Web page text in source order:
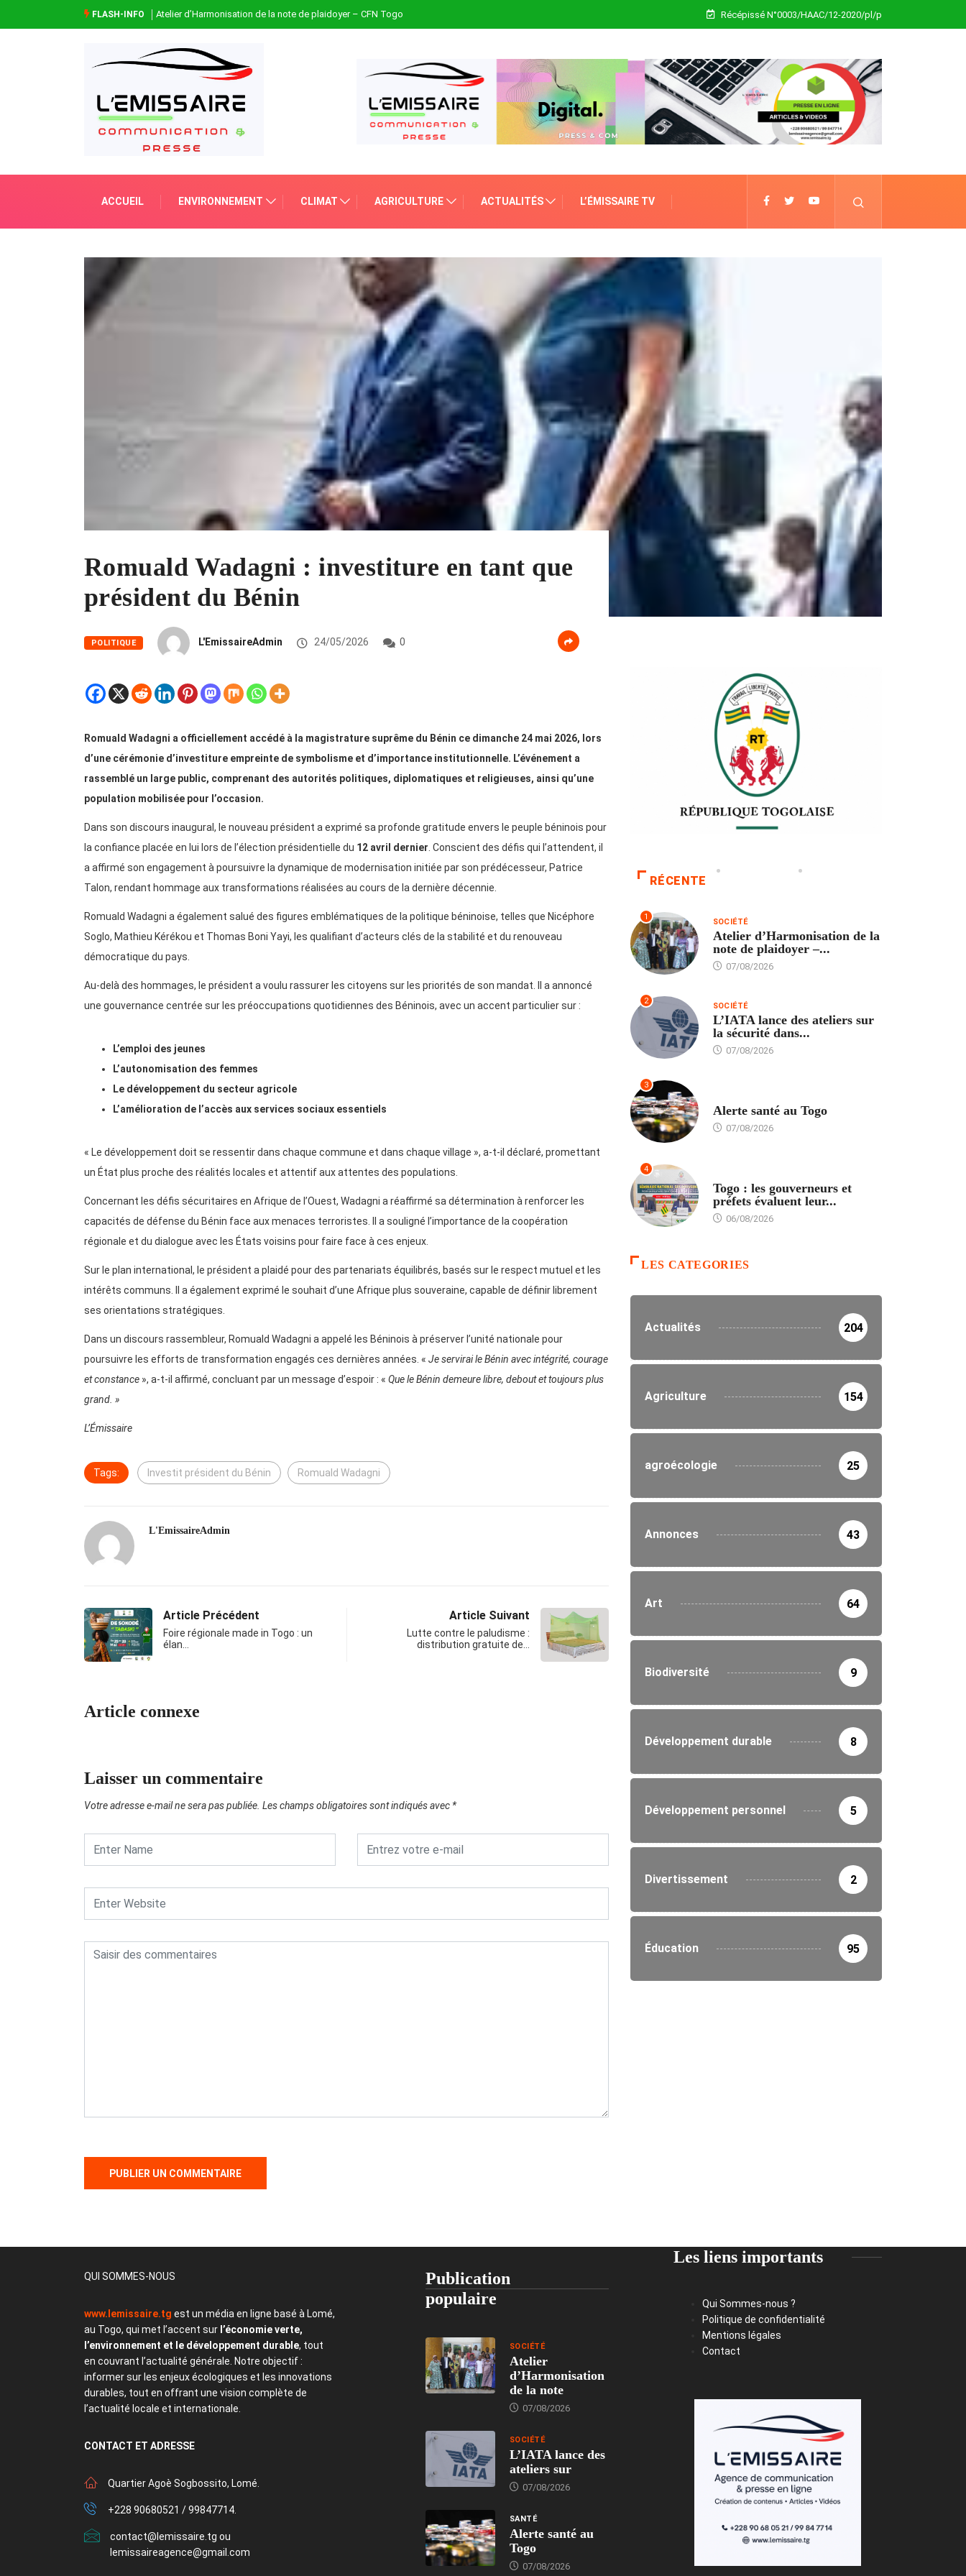
FLASH-INFO Atelier d’Harmonisation de la note de plaidoyer – CFN Togo Récépissé N°0003/HAAC/12-2020/pl/p
ACCUEIL ENVIRONNEMENT CLIMAT AGRICULTURE ACTUALITÉS L’ÉMISSAIRE TV
Romuald Wadagni : investiture en tant que
président du Bénin
POLITIQUE L'EmissaireAdmin 24/05/2026 0
Romuald Wadagni a officiellement accédé à la magistrature suprême du Bénin ce dimanche 24 mai 2026, lors
d’une cérémonie d’investiture empreinte de symbolisme et d’importance institutionnelle. L’événement a
rassemblé un large public, comprenant des autorités politiques, diplomatiques et religieuses, ainsi qu’une
population mobilisée pour l’occasion.
Dans son discours inaugural, le nouveau président a exprimé sa profonde gratitude envers le peuple béninois pour
la confiance placée en lui lors de l’élection présidentielle du 12 avril dernier. Conscient des défis qui l’attendent, il
a affirmé son engagement à poursuivre la dynamique de modernisation initiée par son prédécesseur, Patrice
Talon, rendant hommage aux transformations réalisées au cours de la dernière décennie.
Romuald Wadagni a également salué des figures emblématiques de la politique béninoise, telles que Nicéphore
Soglo, Mathieu Kérékou et Thomas Boni Yayi, les qualifiant d’acteurs clés de la stabilité et du renouveau
démocratique du pays.
Au-delà des hommages, le président a voulu rassurer les citoyens sur les priorités de son mandat. Il a annoncé
une gouvernance centrée sur les préoccupations quotidiennes des Béninois, avec un accent particulier sur :
L’emploi des jeunes
L’autonomisation des femmes
Le développement du secteur agricole
L’amélioration de l’accès aux services sociaux essentiels
« Le développement doit se ressentir dans chaque commune et dans chaque village », a-t-il déclaré, promettant
un État plus proche des réalités locales et attentif aux attentes des populations.
Concernant les défis sécuritaires en Afrique de l’Ouest, Wadagni a réaffirmé sa détermination à renforcer les
capacités de défense du Bénin face aux menaces terroristes. Il a souligné l’importance de la coopération
régionale et du dialogue avec les États voisins pour faire face à ces enjeux.
Sur le plan international, le président a plaidé pour des partenariats équilibrés, basés sur le respect mutuel et les
intérêts communs. Il a également exprimé le souhait d’une Afrique plus souveraine, capable de définir librement
ses orientations stratégiques.
Dans un discours rassembleur, Romuald Wadagni a appelé les Béninois à préserver l’unité nationale pour
poursuivre les efforts de transformation engagés ces dernières années. « Je servirai le Bénin avec intégrité, courage
et constance », a-t-il affirmé, concluant par un message d’espoir : « Que le Bénin demeure libre, debout et toujours plus
grand. »
L’Émissaire
Tags: Investit président du Bénin Romuald Wadagni
L'EmissaireAdmin
Article Précédent
Foire régionale made in Togo : un
élan…
Article Suivant
Lutte contre le paludisme :
distribution gratuite de…
Article connexe
Laisser un commentaire
Votre adresse e-mail ne sera pas publiée. Les champs obligatoires sont indiqués avec *
RÉCENTE
1 SOCIÉTÉ
Atelier d’Harmonisation de la
note de plaidoyer –...
07/08/2026
2 SOCIÉTÉ
L’IATA lance des ateliers sur
la sécurité dans...
07/08/2026
3
Alerte santé au Togo
07/08/2026
4
Togo : les gouverneurs et
préfets évaluent leur...
06/08/2026
LES CATEGORIES
Actualités 204
Agriculture 154
agroécologie 25
Annonces 43
Art 64
Biodiversité 9
Développement durable 8
Développement personnel 5
Divertissement 2
Éducation 95
QUI SOMMES-NOUS
www.lemissaire.tg est un média en ligne basé à Lomé,
au Togo, qui met l’accent sur l’économie verte,
l’environnement et le développement durable, tout
en couvrant l’actualité générale. Notre objectif :
informer sur les enjeux écologiques et les innovations
durables, tout en offrant une vision complète de
l’actualité locale et internationale.
CONTACT ET ADRESSE
Quartier Agoè Sogbossito, Lomé.
+228 90680521 / 99847714.
contact@lemissaire.tg ou
lemissaireagence@gmail.com
Publication
populaire
SOCIÉTÉ
Atelier
d’Harmonisation
de la note
07/08/2026
SOCIÉTÉ
L’IATA lance des
ateliers sur
07/08/2026
SANTÉ
Alerte santé au
Togo
07/08/2026
Les liens importants
Qui Sommes-nous ?
Politique de confidentialité
Mentions légales
Contact